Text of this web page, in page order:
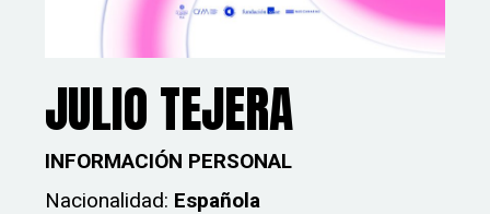
JULIO TEJERA
INFORMACIÓN PERSONAL
Nacionalidad: Española